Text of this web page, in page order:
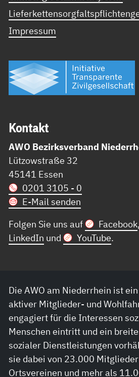
Impressum
Kon­takt
AWO Bezirksverband
Lützowstraße 32
45141 Essen
0201 3105 - 0
E-Mail senden
Folgen Sie uns auf
Facebook,
LinkedIn und YouTube.
Die AWO am Niederrhein ist
aktiver Mitglieder- und
engagiert für die Interessen
Menschen eintritt und ein
sozialer Dienstleistungen
sie dabei von 23.000
Ortsvereinen und mehr als